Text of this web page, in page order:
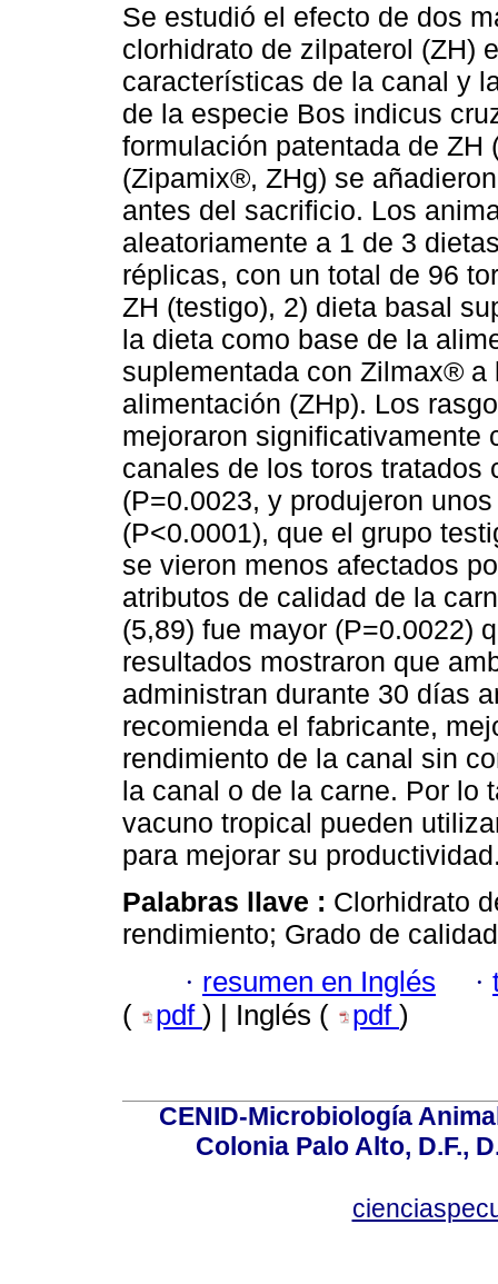
Se estudió el efecto de dos
clorhidrato de zilpaterol (ZH)
características de la canal y
de la especie Bos indicus
formulación patentada de
(Zipamix®, ZHg) se
antes del sacrificio. Los
aleatoriamente a 1 de 3
réplicas, con un total de 96
ZH (testigo), 2) dieta basal
la dieta como base de la
suplementada con Zilmax®
alimentación (ZHp). Los
mejoraron significativamente
canales de los toros tratados
(P=0.0023, y produjeron
(P<0.0001), que el grupo
se vieron menos afectados
atributos de calidad de la
(5,89) fue mayor (P=0.0022)
resultados mostraron que
administran durante 30 días
recomienda el fabricante,
rendimiento de la canal sin
la canal o de la carne. Por lo
vacuno tropical pueden
para mejorar su
Palabras llave : Clorhidrato
rendimiento; Grado de
· resumen en Inglés ·
(
pdf ) | Inglés ( pdf )
CENID-Microbiología
Colonia Palo Alto, D.F.,